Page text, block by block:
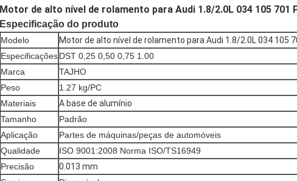
Motor de alto nível de rolamento para Audi 1.8/2.0L 034 105 701
Especificação do produto
Modelo
Motor de alto nível de rolamento para Audi 1.8/2.0L 034 105
EspecificaçõesDST 0,25 0,50 0,75 1.00
Marca
TAJHO
Peso
1.27 kg/PC
Materiais
A base de alumínio
Tamanho
Padrão
Aplicação
Partes de máquinas/peças de automóveis
Qualidade
ISO 9001:2008 Norma ISO/TS16949
Precisão
0.013 mm